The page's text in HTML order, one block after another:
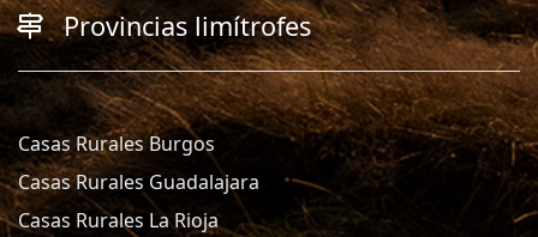
Provincias limítrofes
Casas Rurales Burgos
Casas Rurales Guadalajara
Casas Rurales La Rioja